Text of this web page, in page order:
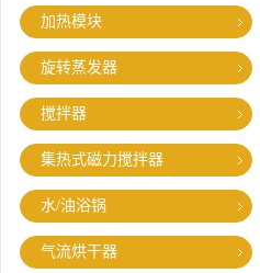
加热模块
旋转蒸发器
搅拌器
集热式磁力搅拌器
水/油浴锅
气流烘干器